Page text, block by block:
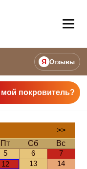
Я Отзывы
мой покровитель?
>>
Пт Сб
Вс
5 6
7
12 13
14